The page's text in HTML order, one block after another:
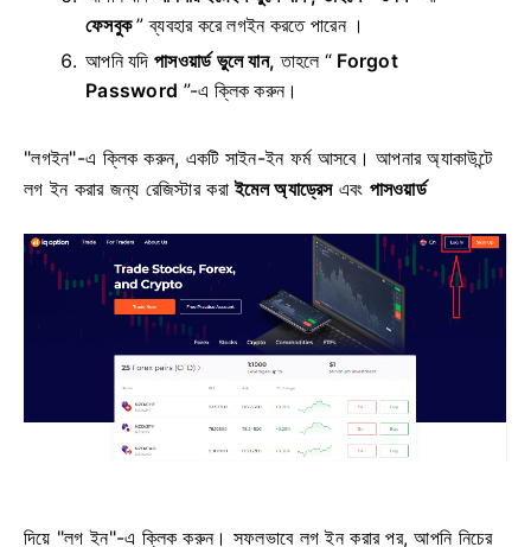
ফেসবুক”ব্যবহার করে লগইন করতে পারেন ।
আপনি যদি পাসওয়ার্ড ভুলে যান, তাহলে “ Forgot
Password ”-এ ক্লিক করুন।
"লগইন"-এ ক্লিক করুন, একটি সাইন-ইন ফর্ম আসবে।আপনার অ্যাকাউন্টে
লগ ইন করার জন্য রেজিস্টার করাইমেল অ্যাড্রেসএবং পাসওয়ার্ড
দিয়ে "লগ ইন"-এ ক্লিক করুন। সফলভাবে লগ ইন করার পর, আপনি নিচের